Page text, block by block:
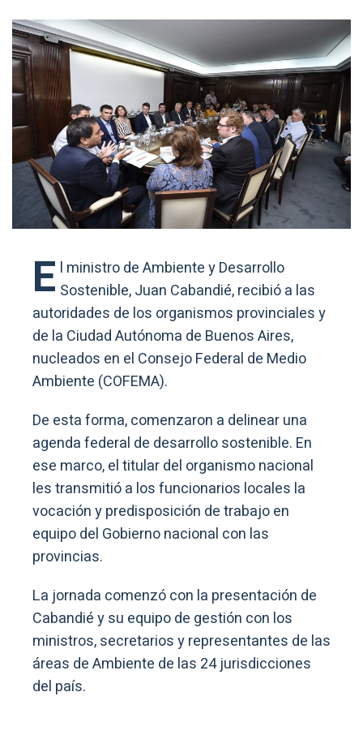
E l ministro de Ambiente y Desarrollo
Sostenible, Juan Cabandié, recibió a las
autoridades de los organismos provinciales y
de la Ciudad Autónoma de Buenos Aires,
nucleados en el Consejo Federal de Medio
Ambiente (COFEMA).
De esta forma, comenzaron a delinear una
agenda federal de desarrollo sostenible. En
ese marco, el titular del organismo nacional
les transmitió a los funcionarios locales la
vocación y predisposición de trabajo en
equipo del Gobierno nacional con las
provincias.
La jornada comenzó con la presentación de
Cabandié y su equipo de gestión con los
ministros, secretarios y representantes de las
áreas de Ambiente de las 24 jurisdicciones
del país.